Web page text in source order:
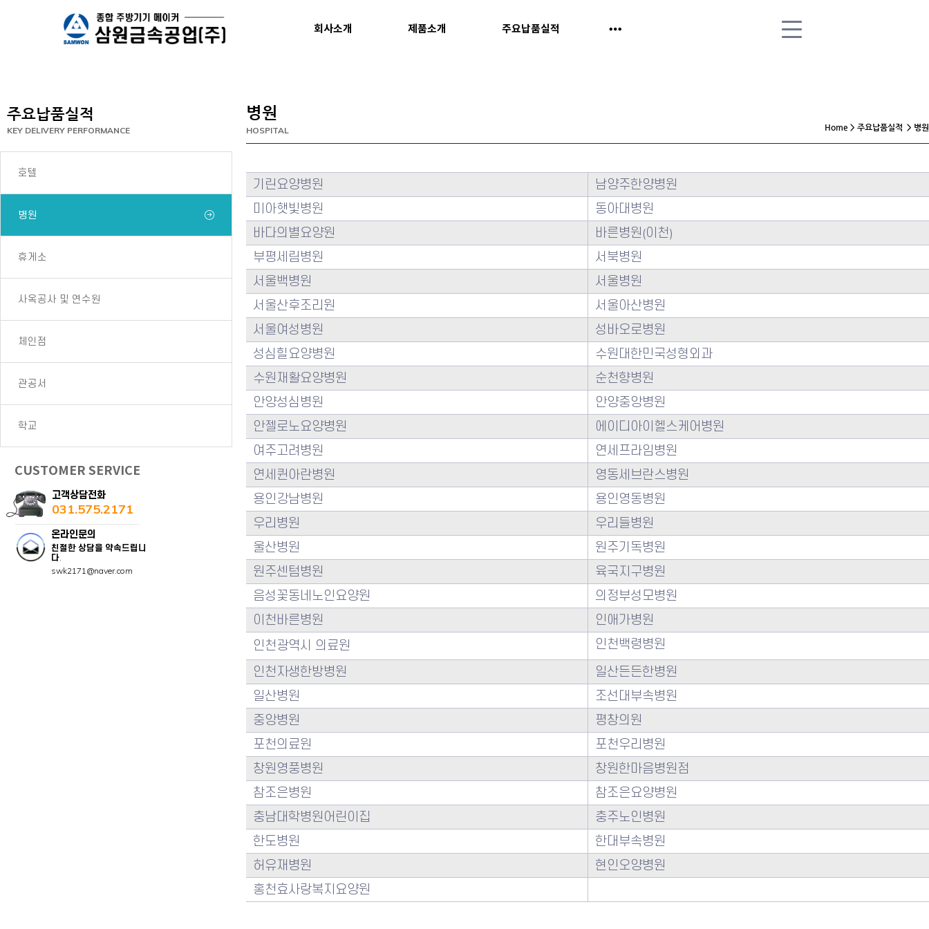
회사소개 제품소개 주요납품실적
주요납품실적
KEY DELIVERY PERFORMANCE
호텔
병원
휴게소
사옥공사 및 연수원
체인점
관공서
학교
CUSTOMER SERVICE
고객상담전화
031.575.2171
온라인문의
친절한 상담을 약속드립니
다.
swk2171@naver.com
병원
HOSPITAL Home > 주요납품실적 > 병원
기린요양병원
남양주한양병원
미아햇빛병원
동아대병원
바다의별요양원
바른병원(이천)
부평세림병원
서북병원
서울백병원
서울병원
서울산후조리원
서울아산병원
서울여성병원
성바오로병원
성심힐요양병원
수원대한민국성형외과
수원재활요양병원
순천향병원
안양성심병원
안양중앙병원
안젤로노요양병원
에이디아이헬스케어병원
여주고려병원
연세프라임병원
연세퀸아란병원
영동세브란스병원
용인강남병원
용인영동병원
우리병원
우리들병원
울산병원
원주기독병원
원주센텀병원
육국지구병원
음성꽃동네노인요양원
의정부성모병원
이천바른병원
인애가병원
인천광역시 의료원
인천백령병원
인천자생한방병원
일산든든한병원
일산병원
조선대부속병원
중앙병원
평창의원
포천의료원
포천우리병원
창원영풍병원
창원한마음병원점
참조은병원
참조은요양병원
충남대학병원어린이집
충주노인병원
한도병원
한대부속병원
허유재병원
현인오양병원
홍천효사랑복지요양원